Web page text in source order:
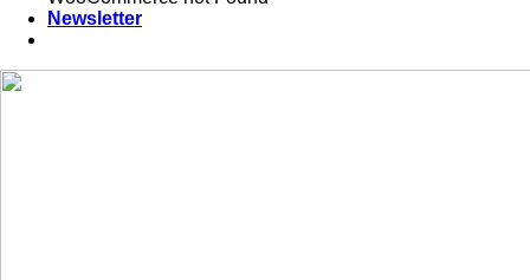
Newsletter